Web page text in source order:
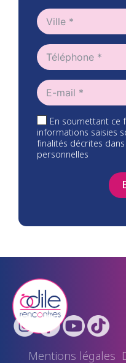
En soumettant ce
informations saisies
finalités décrites
personnelles
Mentions légales